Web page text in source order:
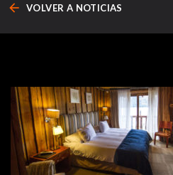
arrow_back VOLVER A NOTICIAS